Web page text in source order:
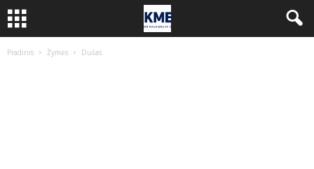
Pradinis Žymės Dušas